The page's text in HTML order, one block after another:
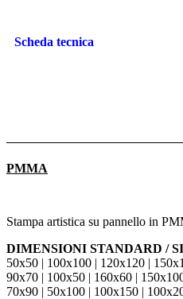
Scheda tecnica
PMMA
Stampa artistica su pannello in
DIMENSIONI STANDARD /
50x50 | 100x100 | 120x120 |
90x70 | 100x50 | 160x60 |
70x90 | 50x100 | 100x150 |